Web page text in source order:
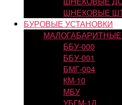
ШНЕКОВЫЕ
БУРОВЫЕ УСТАНОВКИ
МАЛОГАБАРИТНЫЕ
ББУ-000
ББУ-001
БМГ-004
КМ-10
МБУ